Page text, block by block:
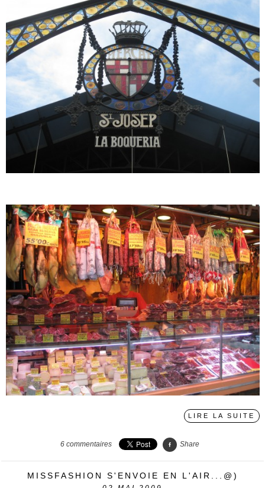
LIRE LA SUITE
6 commentaires Share
MISSFASHION S'ENVOIE EN L'AIR...@)